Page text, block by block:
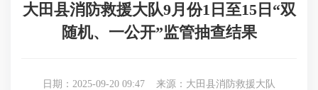
大田县消防救援大队9月份1日至15日“双
随机、一公开”监管抽查结果
日期：2025-09-20 09:47 来源：大田县消防救援大队